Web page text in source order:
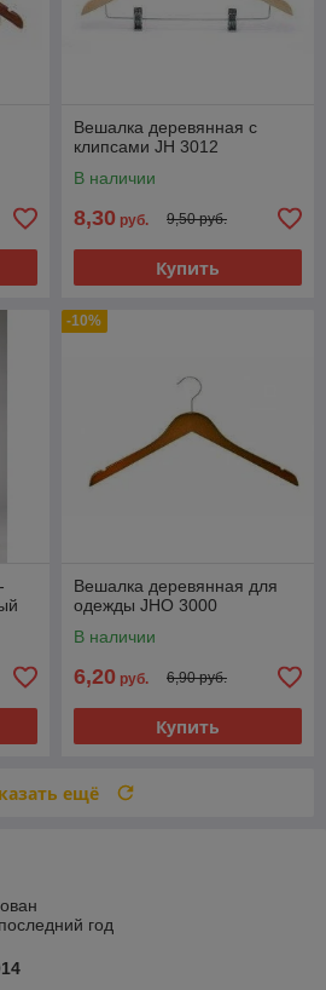
Вешалка деревянная с
клипсами JH 3012
В наличии
8,30 руб. 9,50 руб.
Купить
-10%
Вешалка деревянная для
одежды JHО 3000
В наличии
6,20 руб. 6,90 руб.
Купить
ещё
год